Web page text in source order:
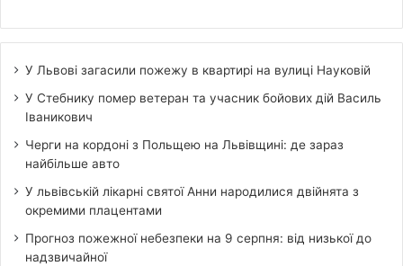
У Львові загасили пожежу в квартирі на вулиці Науковій
У Стебнику помер ветеран та учасник бойових дій Василь
Іваникович
Черги на кордоні з Польщею на Львівщині: де зараз
найбільше авто
У львівській лікарні святої Анни народилися двійнята з
окремими плацентами
Прогноз пожежної небезпеки на 9 серпня: від низької до
надзвичайної